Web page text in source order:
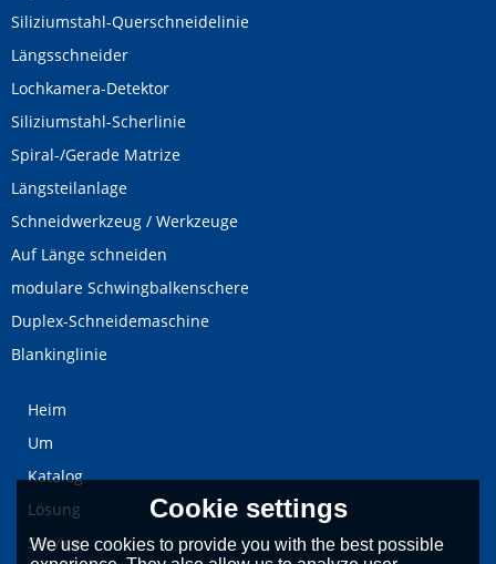
Siliziumstahl-Querschneidelinie
Längsschneider
Lochkamera-Detektor
Siliziumstahl-Scherlinie
Spiral-/Gerade Matrize
Längsteilanlage
Schneidwerkzeug / Werkzeuge
Auf Länge schneiden
modulare Schwingbalkenschere
Duplex-Schneidemaschine
Blankinglinie
Heim
Um
Katalog
Lösung
Service
Cookie settings
We use cookies to provide you with the best possible